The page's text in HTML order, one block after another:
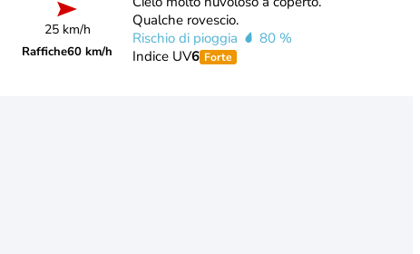
25 km/h
Raffiche60 km/h
Qualche rovescio.
Rischio di pioggia
80 %
Indice UV6 Forte